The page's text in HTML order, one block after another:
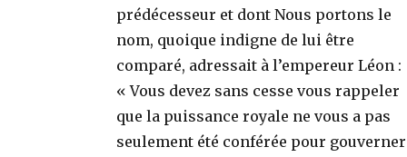
prédécesseur et dont Nous portons le
nom, quoique indigne de lui être
comparé, adressait à l’empereur Léon :
« Vous devez sans cesse vous rappeler
que la puissance royale ne vous a pas
seulement été conférée pour gouverner